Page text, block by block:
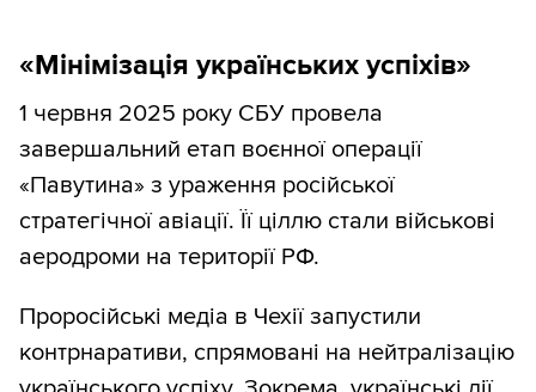
«Мінімізація українських успіхів»
1 червня 2025 року СБУ провела
завершальний етап воєнної операції
«Павутина» з ураження російської
стратегічної авіації. Її ціллю стали військові
аеродроми на території РФ.
Проросійські медіа в Чехії запустили
контрнаративи, спрямовані на нейтралізацію